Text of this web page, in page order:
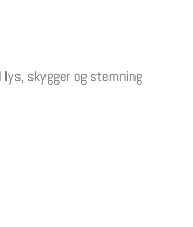
skygger og stemning